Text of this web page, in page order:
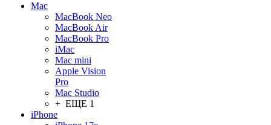
Mac
MacBook Neo
MacBook Air
MacBook Pro
iMac
Mac mini
Apple Vision
Pro
Mac Studio
+ ЕЩЕ 1
iPhone